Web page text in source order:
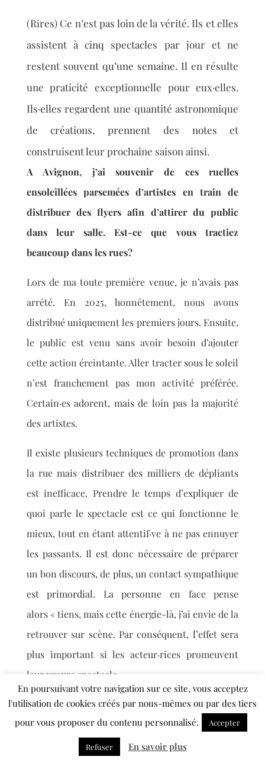
(Rires) Ce n’est pas loin de la vérité. Ils et elles
assistent à cinq spectacles par jour et ne
restent souvent qu’une semaine. Il en résulte
une praticité exceptionnelle pour eux·elles.
Ils·elles regardent une quantité astronomique
de créations, prennent des notes et
construisent leur prochaine saison ainsi.
A Avignon, j’ai souvenir de ces ruelles
ensoleillées parsemées d’artistes en train de
distribuer des flyers afin d’attirer du public
dans leur salle. Est-ce que vous tractiez
beaucoup dans les rues?
Lors de ma toute première venue, je n’avais pas
arrêté. En 2025, honnêtement, nous avons
distribué uniquement les premiers jours. Ensuite,
le public est venu sans avoir besoin d’ajouter
cette action éreintante. Aller tracter sous le soleil
n’est franchement pas mon activité préférée.
Certain·es adorent, mais de loin pas la majorité
des artistes.
Il existe plusieurs techniques de promotion dans
la rue mais distribuer des milliers de dépliants
est inefficace. Prendre le temps d’expliquer de
quoi parle le spectacle est ce qui fonctionne le
mieux, tout en étant attentif·ve à ne pas ennuyer
les passants. Il est donc nécessaire de préparer
un bon discours, de plus, un contact sympathique
est primordial. La personne en face pense
alors « tiens, mais cette énergie-là, j’ai envie de la
retrouver sur scène. Par conséquent, l’effet sera
plus important si les acteur·rices promeuvent
leur propre spectacle.
En poursuivant votre navigation sur ce site, vous acceptez
l'utilisation de cookies créés par nous-mêmes ou par des tiers
pour vous proposer du contenu personnalisé.
Accepter
Refuser En savoir plus